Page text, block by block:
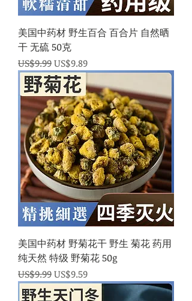
美国中药材 野生百合 百合片 自然晒
干 无硫 50克
一般價格
US$9.99促銷價格
US$9.89
美国中药材 野菊花干 野生 菊花 药用
纯天然 特级 野菊花 50g
一般價格
US$9.99促銷價格
US$9.59